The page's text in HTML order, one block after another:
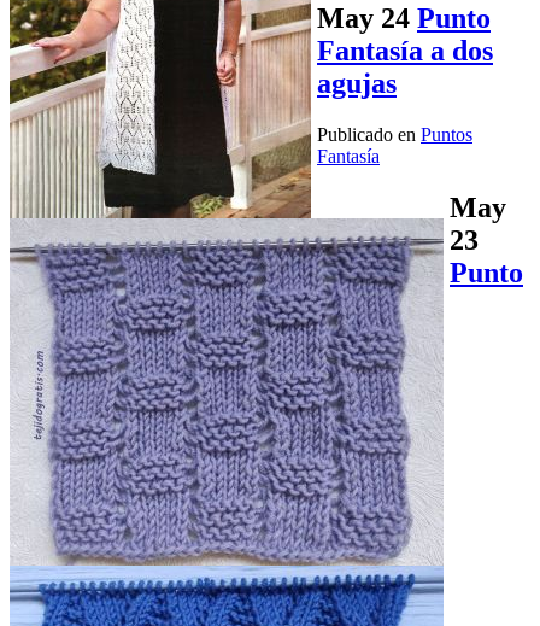
May 24 Punto
Fantasía a dos
agujas
Publicado en Puntos
Fantasía
May
23
Punto